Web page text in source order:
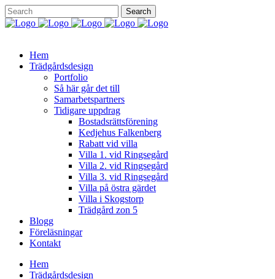
Hem
Trädgårdsdesign
Portfolio
Så här går det till
Samarbetspartners
Tidigare uppdrag
Bostadsrättsförening
Kedjehus Falkenberg
Rabatt vid villa
Villa 1. vid Ringsegård
Villa 2. vid Ringsegård
Villa 3. vid Ringsegård
Villa på östra gärdet
Villa i Skogstorp
Trädgård zon 5
Blogg
Föreläsningar
Kontakt
Hem
Trädgårdsdesign